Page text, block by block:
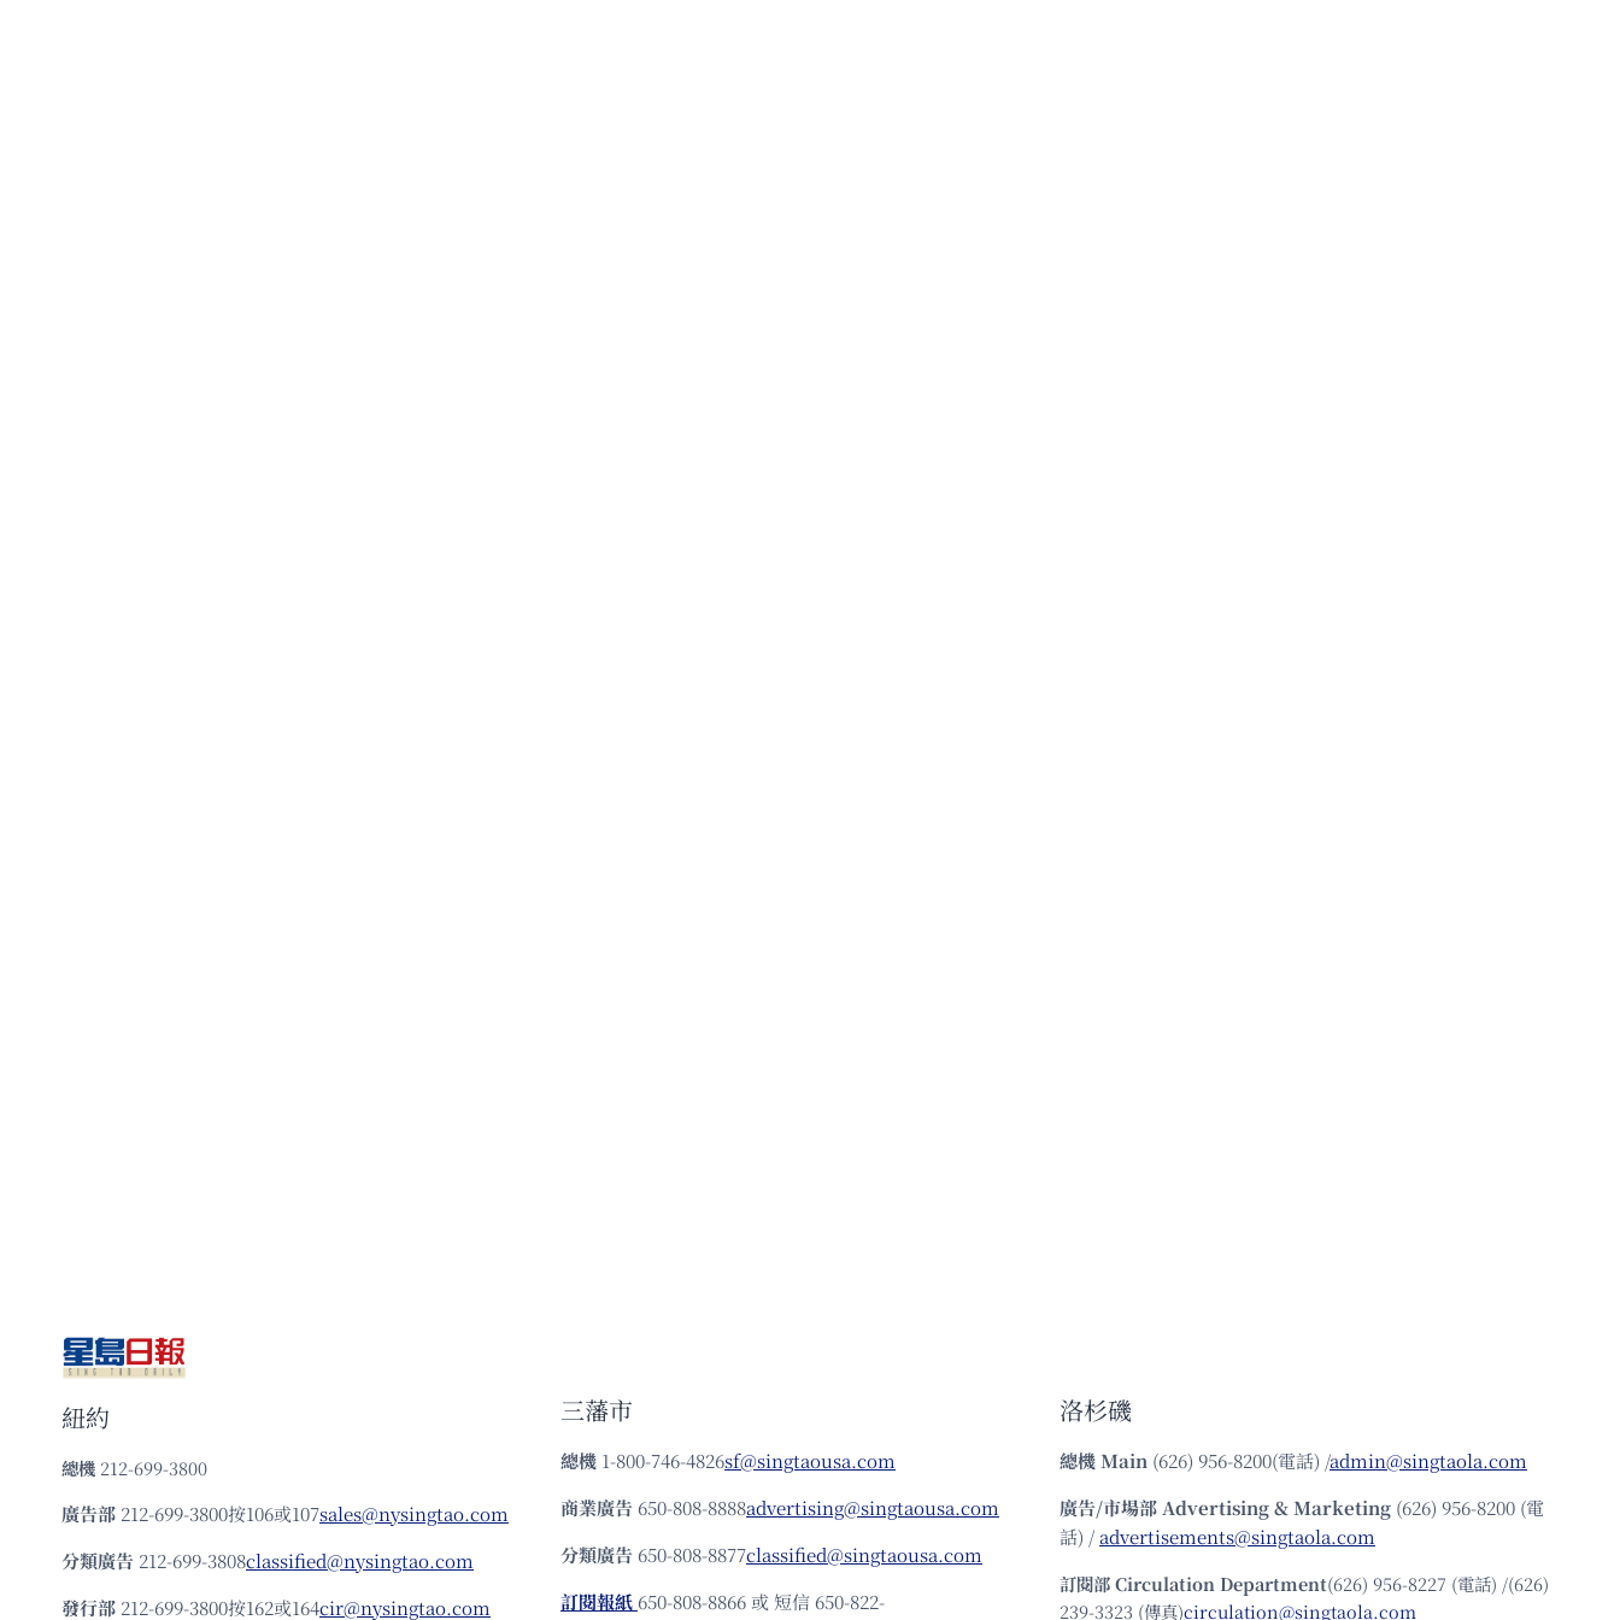
紐約
總機 212-699-3800
廣告部 212-699-3800按106或107sales@nysingtao.com
分類廣告 212-699-3808classified@nysingtao.com
發⾏部 212-699-3800按162或164cir@nysingtao.com
三藩市
總機 1-800-746-4826sf@singtaousa.com
商業廣告 650-808-8888advertising@singtaousa.com
分類廣告 650-808-8877classified@singtaousa.com
訂閱報紙 650-808-8866 或 短信 650-822-
洛杉磯
總機Main (626) 956-8200(電話) /admin@singtaola.com
廣告/市場部Advertising & Marketing (626) 956-8200 (電
話) /advertisements@singtaola.com
訂閱部 Circulation Department(626) 956-8227 (電話) /(626)
239-3323 (傳真)circulation@singtaola.com